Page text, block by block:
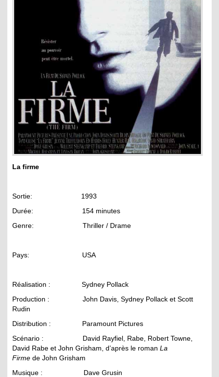
La firme
Sortie: 1993
Durée: 154 minutes
Genre: Thriller / Drame
Pays: USA
Réalisation : Sydney Pollack
Production : John Davis, Sydney Pollack et Scott
Rudin
Distribution : Paramount Pictures
Scénario : David Rayfiel, Rabe, Robert Towne,
David Rabe et John Grisham, d’après le roman La
Firme de John Grisham
Musique : Dave Grusin